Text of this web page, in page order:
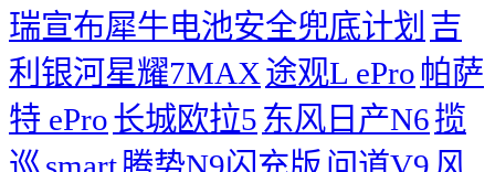
瑞宣布犀牛电池安全兜底计划 吉
利银河星耀7MAX途观L ePro 帕萨
特 ePro长城欧拉5 东风日产N6揽